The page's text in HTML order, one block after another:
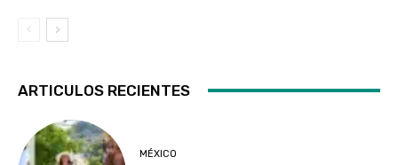
ARTICULOS RECIENTES
MÉXICO